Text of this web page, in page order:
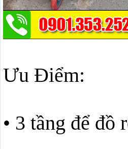
Ưu Điểm:
• 3 tầng để đồ